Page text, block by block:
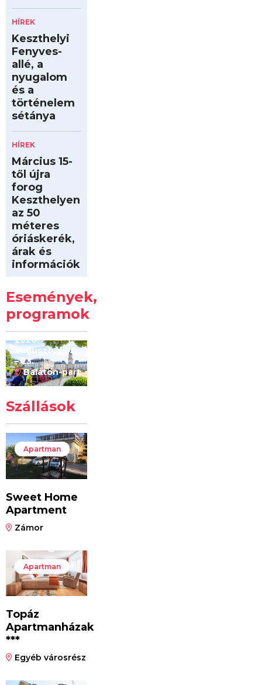
HÍREK
Keszthelyi
Fenyves-
allé, a
nyugalom
és a
történelem
sétánya
HÍREK
Március 15-
től újra
forog
Keszthelyen
az 50
méteres
óriáskerék,
árak és
információk
Események,
programok
Kilóméterek
2026
2026.
augusztus 22
– 23.
Balaton-part
Szállások
Apartman
Sweet Home
Apartment
Zámor
Apartman
Topáz
Apartmanházak
***
Egyéb városrész